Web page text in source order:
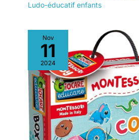
Ludo-éducatif enfants
Nov
11
2024